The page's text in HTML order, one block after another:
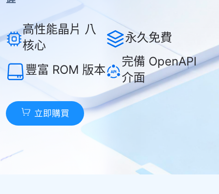
高性能晶片 八
核心
永久免費
豐富 ROM 版本
完備 OpenAPI
介面
立即購買